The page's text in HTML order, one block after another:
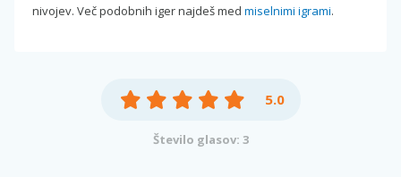
nivojev. Več podobnih iger najdeš med miselnimi igrami.
5.0
Število glasov: 3